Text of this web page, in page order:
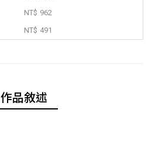
NT$ 962
NT$ 491
作品敘述